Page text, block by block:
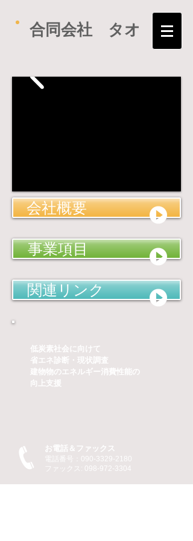
​合同会社 タオ
会社概要
事業項目
関連リンク
低炭素社会に向けて
省エネ診断・現状調査
建物物のエネルギー消費性能の
​向上支援
お電話＆ファックス
電話番号：090-3329-2180
ファックス: 098-972-3304